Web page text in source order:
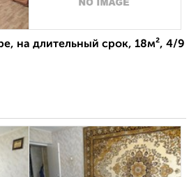
на длительный срок, 18м², 4/9